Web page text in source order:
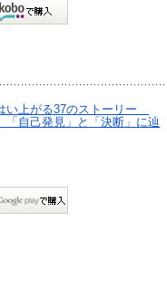
い上がる37のストーリー
「自己発見」と「決断」に辿